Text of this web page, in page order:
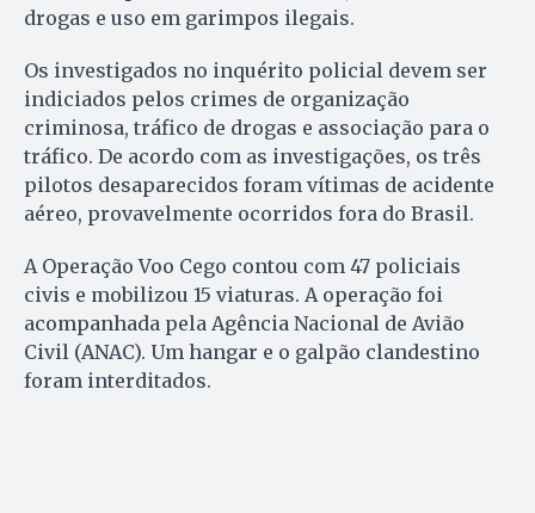
drogas e uso em garimpos ilegais.
Os investigados no inquérito policial devem ser
indiciados pelos crimes de organização
criminosa, tráfico de drogas e associação para o
tráfico. De acordo com as investigações, os três
pilotos desaparecidos foram vítimas de acidente
aéreo, provavelmente ocorridos fora do Brasil.
A Operação Voo Cego contou com 47 policiais
civis e mobilizou 15 viaturas. A operação foi
acompanhada pela Agência Nacional de Avião
Civil (ANAC). Um hangar e o galpão clandestino
foram interditados.